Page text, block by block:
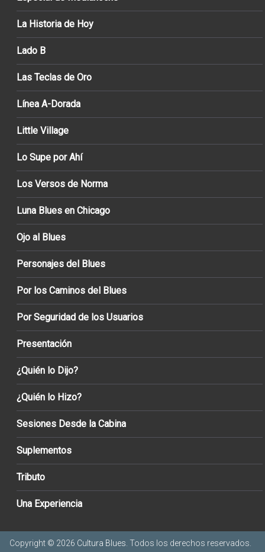
La Historia de Hoy
Lado B
Las Teclas de Oro
Línea A-Dorada
Little Village
Lo Supe por Ahí
Los Versos de Norma
Luna Blues en Chicago
Ojo al Blues
Personajes del Blues
Por los Caminos del Blues
Por Seguridad de los Usuarios
Presentación
¿Quién lo Dijo?
¿Quién lo Hizo?
Sesiones Desde la Cabina
Suplementos
Tributo
Una Experiencia
Copyright © 2026 Cultura Blues. Todos los derechos reservados.